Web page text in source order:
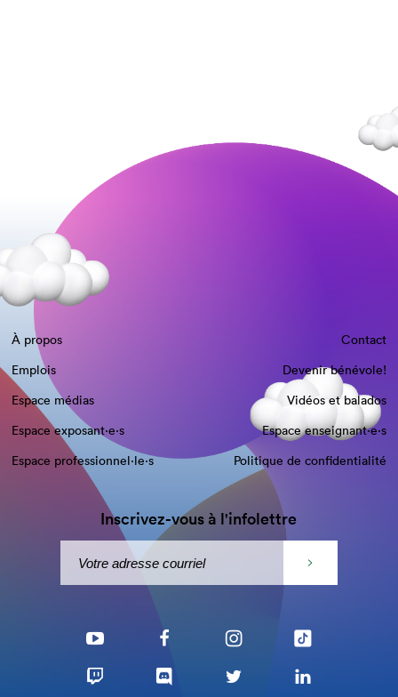
À propos
Contact
Emplois
Devenir bénévole!
Espace médias
Vidéos et balados
Espace exposant·e⋅s
Espace enseignant·e⋅s
Espace professionnel·le⋅s
Politique de confidentialité
Inscrivez-vous à l'infolettre